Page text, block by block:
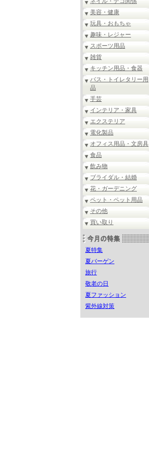
美容・健康
玩具・おもちゃ
趣味・レジャー
スポーツ用品
雑貨
キッチン用品・食器
バス・トイレタリー用
品
手芸
インテリア・家具
エクステリア
電化製品
オフィス用品・文房具
食品
飲み物
ブライダル・結婚
花・ガーデニング
ペット・ペット用品
その他
買い取り
夏特集
夏バーゲン
旅行
敬老の日
夏ファッション
紫外線対策